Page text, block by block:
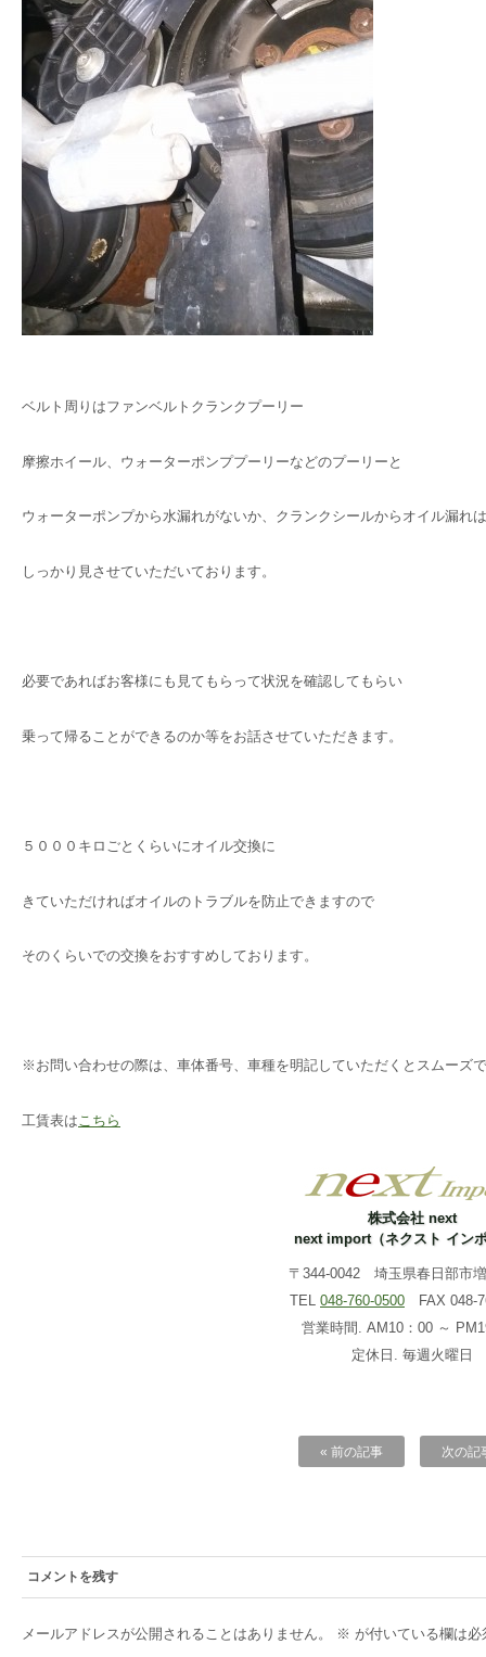
ベルト周りはファンベルトクランクプーリー
摩擦ホイール、ウォーターポンププーリーなどのプーリーと
ウォーターポンプから水漏れがないか、クランクシールからオイル漏れ
しっかり見させていただいております。
必要であればお客様にも見てもらって状況を確認してもらい
乗って帰ることができるのか等をお話させていただきます。
５０００キロごとくらいにオイル交換に
きていただければオイルのトラブルを防止できますので
そのくらいでの交換をおすすめしております。
※お問い合わせの際は、車体番号、車種を明記していただくとスムーズ
工賃表は こちら
株式会社 next
next import（ネクスト イン
〒344-0042 埼玉県春日部市
TEL 048-760-0500 FAX 048-
営業時間. AM10：00 ～
定休日. 毎週火曜日
« 前の記事 次の記
コメントを残す
メールアドレスが公開されることはありません。 ※ が付いている欄は必